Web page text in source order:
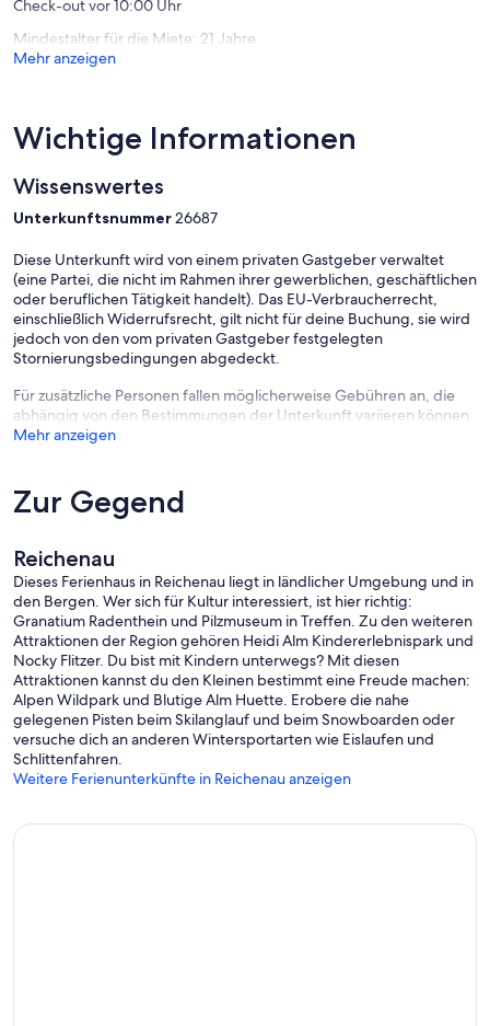
Check-out vor 10:00 Uhr
Mindestalter für die Miete: 21 Jahre
Mehr anzeigen
Wichtige Informationen
Wissenswertes
Unterkunftsnummer26687
Diese Unterkunft wird von einem privaten Gastgeber verwaltet
(eine Partei, die nicht im Rahmen ihrer gewerblichen, geschäftlichen
oder beruflichen Tätigkeit handelt). Das EU-Verbraucherrecht,
einschließlich Widerrufsrecht, gilt nicht für deine Buchung, sie wird
jedoch von den vom privaten Gastgeber festgelegten
Stornierungsbedingungen abgedeckt.
Für zusätzliche Personen fallen möglicherweise Gebühren an, die
abhängig von den Bestimmungen der Unterkunft variieren können.
Mehr anzeigen
Zur Gegend
Reichenau
Dieses Ferienhaus in Reichenau liegt in ländlicher Umgebung und in
den Bergen. Wer sich für Kultur interessiert, ist hier richtig:
Granatium Radenthein und Pilzmuseum in Treffen. Zu den weiteren
Attraktionen der Region gehören Heidi Alm Kindererlebnispark und
Nocky Flitzer. Du bist mit Kindern unterwegs? Mit diesen
Attraktionen kannst du den Kleinen bestimmt eine Freude machen:
Alpen Wildpark und Blutige Alm Huette. Erobere die nahe
gelegenen Pisten beim Skilanglauf und beim Snowboarden oder
versuche dich an anderen Wintersportarten wie Eislaufen und
Schlittenfahren.
Weitere Ferienunterkünfte in Reichenau anzeigen